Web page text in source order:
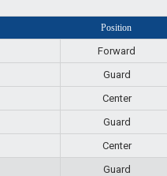
Position
Forward
Guard
Center
Guard
Center
Guard